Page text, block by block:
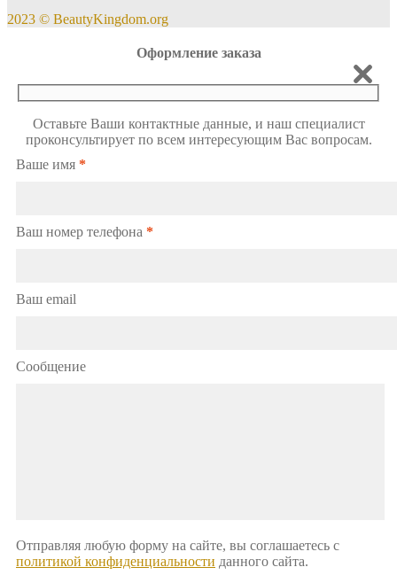
2023 © BeautyKingdom.org
Оформление заказа
Оставьте Ваши контактные данные, и наш специалист
проконсультирует по всем интересующим Вас вопросам.
Ваше имя *
Ваш номер телефона *
Ваш email
Сообщение
Отправляя любую форму на сайте, вы соглашаетесь с
политикой конфиденциальности данного сайта.